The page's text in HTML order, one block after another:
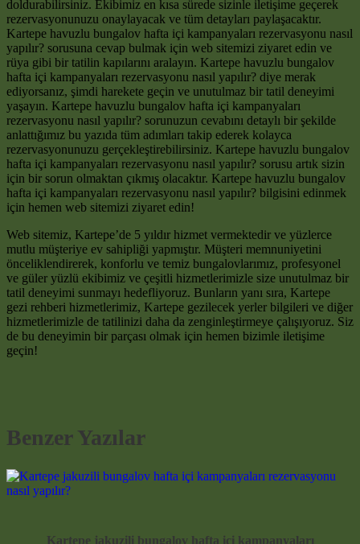
doldurabilirsiniz. Ekibimiz en kısa sürede sizinle iletişime geçerek
rezervasyonunuzu onaylayacak ve tüm detayları paylaşacaktır.
Kartepe havuzlu bungalov hafta içi kampanyaları rezervasyonu nasıl
yapılır? sorusuna cevap bulmak için web sitemizi ziyaret edin ve
rüya gibi bir tatilin kapılarını aralayın. Kartepe havuzlu bungalov
hafta içi kampanyaları rezervasyonu nasıl yapılır? diye merak
ediyorsanız, şimdi harekete geçin ve unutulmaz bir tatil deneyimi
yaşayın. Kartepe havuzlu bungalov hafta içi kampanyaları
rezervasyonu nasıl yapılır? sorunuzun cevabını detaylı bir şekilde
anlattığımız bu yazıda tüm adımları takip ederek kolayca
rezervasyonunuzu gerçekleştirebilirsiniz. Kartepe havuzlu bungalov
hafta içi kampanyaları rezervasyonu nasıl yapılır? sorusu artık sizin
için bir sorun olmaktan çıkmış olacaktır. Kartepe havuzlu bungalov
hafta içi kampanyaları rezervasyonu nasıl yapılır? bilgisini edinmek
için hemen web sitemizi ziyaret edin!
Web sitemiz, Kartepe’de 5 yıldır hizmet vermektedir ve yüzlerce
mutlu müşteriye ev sahipliği yapmıştır. Müşteri memnuniyetini
önceliklendirerek, konforlu ve temiz bungalovlarımız, profesyonel
ve güler yüzlü ekibimiz ve çeşitli hizmetlerimizle size unutulmaz bir
tatil deneyimi sunmayı hedefliyoruz. Bunların yanı sıra, Kartepe
gezi rehberi hizmetlerimiz, Kartepe gezilecek yerler bilgileri ve diğer
hizmetlerimizle de tatilinizi daha da zenginleştirmeye çalışıyoruz. Siz
de bu deneyimin bir parçası olmak için hemen bizimle iletişime
geçin!
Benzer Yazılar
Kartepe jakuzili bungalov hafta içi kampanyaları